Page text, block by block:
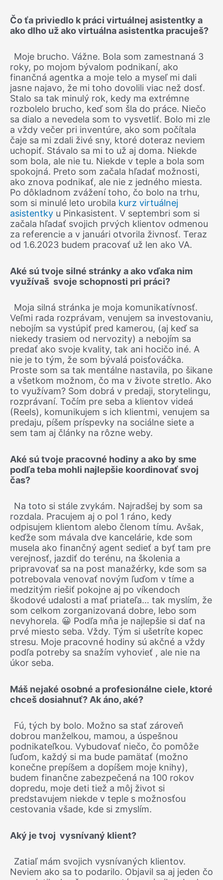
Čo ťa priviedlo k práci virtuálnej asistentky a
ako dlho už ako virtuálna asistentka pracuješ?
Moje brucho. Vážne. Bola som zamestnaná 3
roky, po mojom bývalom podnikaní, ako
finančná agentka a moje telo a myseľ mi dali
jasne najavo, že mi toho dovolili viac než dosť.
Stalo sa tak minulý rok, kedy ma extrémne
rozbolelo brucho, keď som šla do práce. Niečo
sa dialo a nevedela som to vysvetliť. Bolo mi zle
a vždy večer pri inventúre, ako som počítala
čaje sa mi zdali živé sny, ktoré doteraz neviem
uchopiť. Stávalo sa mi to už aj doma. Niekde
som bola, ale nie tu. Niekde v teple a bola som
spokojná. Preto som začala hľadať možnosti,
ako znova podnikať, ale nie z jedného miesta.
Po dôkladnom zvážení toho, čo bolo na trhu,
som si minulé leto urobila kurz virtuálnej
asistentky u Pinkasistent. V septembri som si
začala hľadať svojich prvých klientov odmenou
za referencie a v januári otvorila živnosť. Teraz
od 1.6.2023 budem pracovať už len ako VA.
Aké sú tvoje silné stránky a ako vďaka nim
využívaš svoje schopnosti pri práci?
Moja silná stránka je moja komunikatívnosť.
Veľmi rada rozprávam, venujem sa investovaniu,
nebojím sa vystúpiť pred kamerou, (aj keď sa
niekedy trasiem od nervozity) a nebojím sa
predať ako svoje kvality, tak ani hocičo iné. A
nie je to tým, že som bývalá poisťováčka.
Proste som sa tak mentálne nastavila, po šikane
a všetkom možnom, čo ma v živote stretlo. Ako
to využívam? Som dobrá v predaji, storytelingu,
rozprávaní. Točím pre seba a klientov videá
(Reels), komunikujem s ich klientmi, venujem sa
predaju, píšem príspevky na sociálne siete a
sem tam aj články na rôzne weby.
Aké sú tvoje pracovné hodiny a ako by sme
podľa teba mohli najlepšie koordinovať svoj
čas?
Na toto si stále zvykám. Najradšej by som sa
rozdala. Pracujem aj o pol 1 ráno, kedy
odpisujem klientom alebo členom tímu. Avšak,
keďže som mávala dve kancelárie, kde som
musela ako finančný agent sedieť a byť tam pre
verejnosť, jazdiť do terénu, na školenia a
pripravovať sa na post manažérky, kde som sa
potrebovala venovať novým ľuďom v tíme a
medzitým riešiť pokojne aj po víkendoch
škodové udalosti a mať priateľa… tak myslím, že
som celkom zorganizovaná dobre, lebo som
nevyhorela. 😀 Podľa mňa je najlepšie si dať na
prvé miesto seba. Vždy. Tým si ušetríte kopec
stresu. Moje pracovné hodiny sú akčné a vždy
podľa potreby sa snažím vyhovieť , ale nie na
úkor seba.
Máš nejaké osobné a profesionálne ciele, ktoré
chceš dosiahnuť? Ak áno, aké?
Fú, tých by bolo. Možno sa stať zároveň
dobrou manželkou, mamou, a úspešnou
podnikateľkou. Vybudovať niečo, čo pomôže
ľuďom, každý si ma bude pamätať (možno
konečne prepíšem a dopíšem moje knihy),
budem finančne zabezpečená na 100 rokov
dopredu, moje deti tiež a môj život si
predstavujem niekde v teple s možnosťou
cestovania všade, kde si zmyslím.
Aký je tvoj vysnívaný klient?
Zatiaľ mám svojich vysnívaných klientov.
Neviem ako sa to podarilo. Objavil sa aj jeden čo